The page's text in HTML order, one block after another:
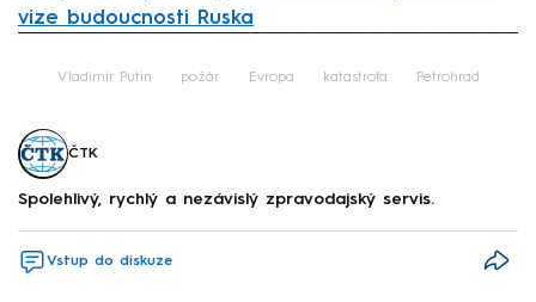
vize budoucnosti Ruska
Vladimir Putin požár Evropa katastrofa Petrohrad
ČTK
Spolehlivý, rychlý a nezávislý zpravodajský servis.
Vstup do diskuze